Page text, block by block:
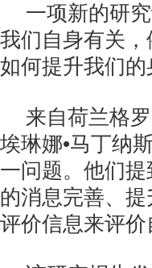
一项新的研
我们自身有关
如何提升我们的
来自荷兰格
埃琳娜•马丁纳
一问题。他们
的消息完善、
评价信息来评价